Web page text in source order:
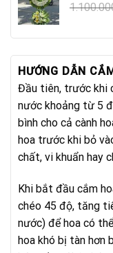
HƯỚNG DẪN
Đầu tiên, trước khi
nước khoảng từ 5
bình cho cả cành
hoa trước khi bỏ
chất, vi khuẩn hay
Khi bắt đầu cắm
chéo 45 độ, tăng
nước) để hoa có
hoa khó bị tàn hơn